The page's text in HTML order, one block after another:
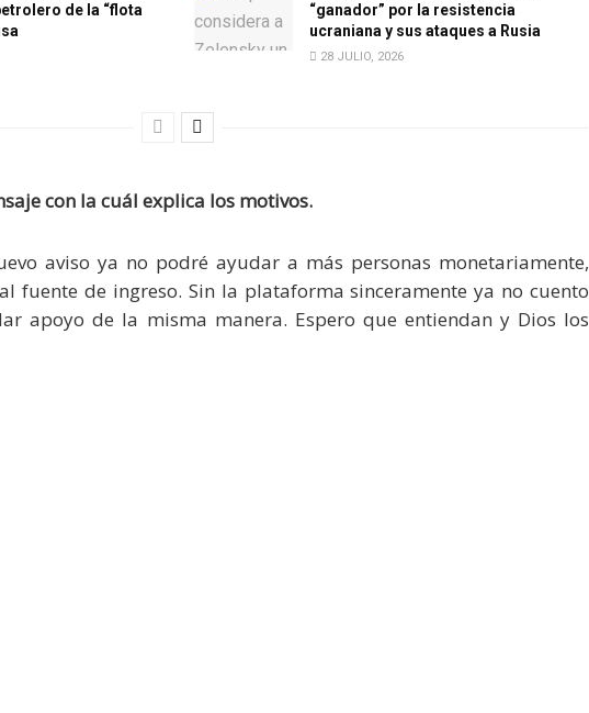
de la “flota
“ganador” por la resistencia
ucraniana y sus ataques a Rusia
28 JULIO, 2026
con la cuál explica los motivos.
aviso ya no podré ayudar a más personas monetariamente,
fuente de ingreso. Sin la plataforma sinceramente ya no cuento
apoyo de la misma manera. Espero que entiendan y Dios los